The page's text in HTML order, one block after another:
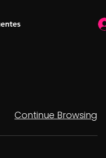
Continue Browsing